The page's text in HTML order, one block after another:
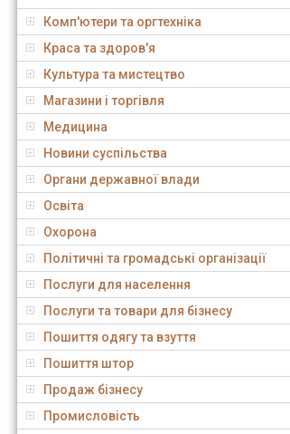
Комп'ютери та оргтехніка
Краса та здоров'я
Культура та мистецтво
Магазини і торгівля
Медицина
Новини суспільства
Органи державної влади
Освіта
Охорона
Політичні та громадські організації
Послуги для населення
Послуги та товари для бізнесу
Пошиття одягу та взуття
Пошиття штор
Продаж бізнесу
Промисловість